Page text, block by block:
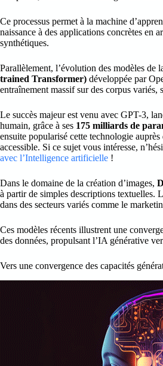
Ce processus permet à la machine
naissance à des applications concrètes en
synthétiques.
Parallèlement, l’évolution des modèles de
trained Transformer) développée par
entraînement massif sur des corpus
Le succès majeur est venu avec GPT-3,
humain, grâce à ses 175 milliards de
ensuite popularisé cette technologie
accessible. Si ce sujet vous intéresse,
avec l’Intelligence artificielle !
Dans le domaine de la création d’images,
à partir de simples descriptions textuelles.
dans des secteurs variés comme le
Ces modèles récents illustrent une
des données, propulsant l’IA générative
Vers une convergence des capacités